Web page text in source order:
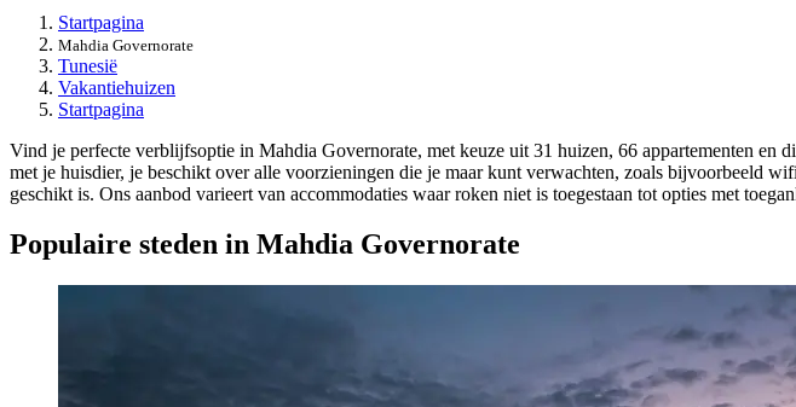
Startpagina
Mahdia Governorate
Tunesië
Vakantiehuizen
Startpagina
Vind je perfecte verblijfsoptie in Mahdia Governorate, met keuze uit 31 huizen, 66 appartementen
met je huisdier, je beschikt over alle voorzieningen die je maar kunt verwachten, zoals bijvoorbeeld
geschikt is. Ons aanbod varieert van accommodaties waar roken niet is toegestaan tot opties met
Populaire steden in Mahdia Governorate